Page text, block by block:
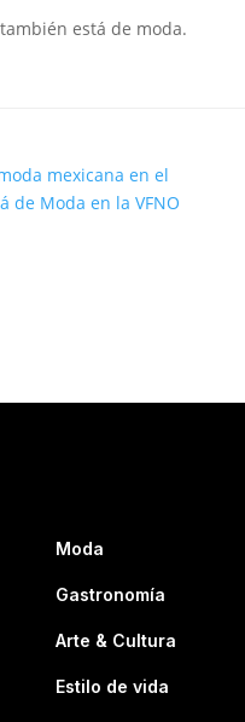
está de moda.
mexicana en el
de Moda en la VFNO
Moda
Gastronomía
Arte & Cultura
Estilo de vida